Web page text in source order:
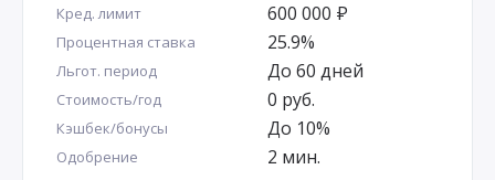
Кред. лимит 600 000 Р
Процентная ставка 25.9%
Льгот. период До 60 дней
Стоимость/год 0 руб.
Кэшбек/бонусы До 10%
Одобрение 2 мин.